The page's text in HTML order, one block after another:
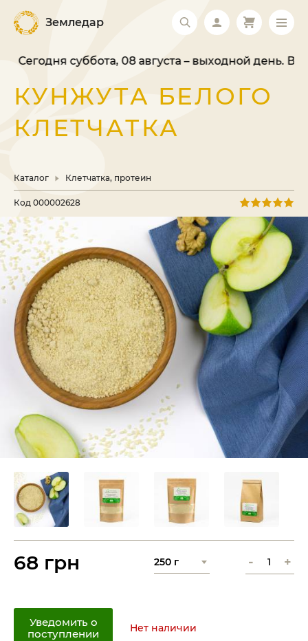
Земледар
Сегодня суббота, 08 августа – выходной день.
КУНЖУТА БЕЛОГО
КЛЕТЧАТКА
Каталог Клетчатка, протеин
Код 000002628
68 грн - +
Уведомить о
поступлении
Нет наличии